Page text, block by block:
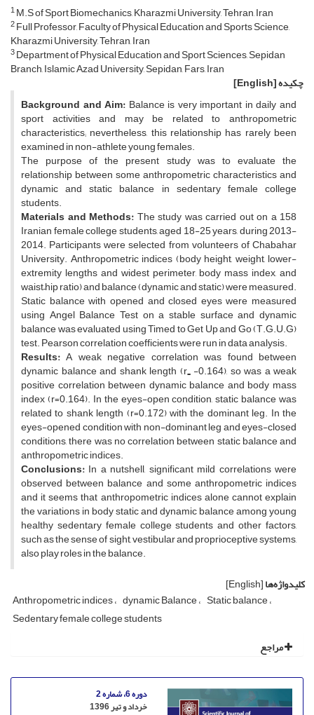
1M.S of Sport Biomechanics, Kharazmi University, Tehran, Iran
2Full Professor, Faculty of Physical Education and Sports Science,
Kharazmi University, Tehran, Iran
3Department of Physical Education and Sport Sciences, Sepidan
Branch, Islamic Azad University, Sepidan, Fars, Iran
چکیده[English]
Background and Aim: Balance is very important in daily and
sport activities and may be related to anthropometric
characteristics; nevertheless, this relationship has rarely been
examined in non-athlete young females.
The purpose of the present study was to evaluate the
relationship between some anthropometric characteristics and
dynamic and static balance in sedentary female college
students.
Materials and Methods:The study was carried out on a 158
Iranian female college students, aged 18-25 years, during 2013-
2014. Participants were selected from volunteers of Chabahar
University. Anthropometric indices (body height, weight, lower-
extremity lengths and widest perimeter, body mass index, and
waist–hip ratio) and balance (dynamic and static) were measured.
Static balance with opened and closed eyes were measured
using Angel Balance Test on a stable surface and dynamic
balance was evaluated using Timed to Get Up and Go (T.G.U.G)
test. Pearson correlation coefficients were run in data analysis.
Results:A weak negative correlation was found between
dynamic balance and shank length (r=-0.164), so was a weak
positive correlation between dynamic balance and body mass
index (r=0.164). In the eyes-open condition, static balance was
related to shank length (r=0.172) with the dominant leg. In the
eyes-opened condition with non-dominant leg and eyes-closed
conditions, there was no correlation between static balance and
anthropometric indices.
Conclusions: In a nutshell, significant mild correlations were
observed between balance and some anthropometric indices
and it seems that anthropometric indices alone cannot explain
the variations in body static and dynamic balance among young
healthy sedentary female college students and other factors,
such as the sense of sight, vestibular and proprioceptive systems,
also play roles in the balance.
کلیدواژه‌ها[English]
Anthropometric indices dynamic Balance Static balance
Sedentary female college students
مراجع
دوره 6، شماره 2
خرداد و تیر 1396